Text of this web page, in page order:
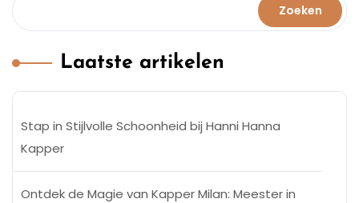
Zoeken
Laatste artikelen
Stap in Stijlvolle Schoonheid bij Hanni Hanna
Kapper
Ontdek de Magie van Kapper Milan: Meester in